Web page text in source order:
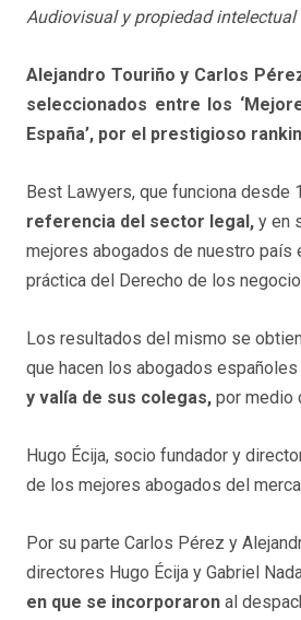
Audiovisual y propiedad intelectual
Alejandro Touriño y Carlos
seleccionados entre los
España’, por el prestigioso
Best Lawyers, que funciona desde
referencia del sector legal, y en
mejores abogados de nuestro país
práctica del Derecho de los
Los resultados del mismo se
que hacen los abogados españoles
y valía de sus colegas, por medio
Hugo Écija, socio fundador y
de los mejores abogados del
Por su parte Carlos Pérez y
directores Hugo Écija y Gabriel
en que se incorporaron al